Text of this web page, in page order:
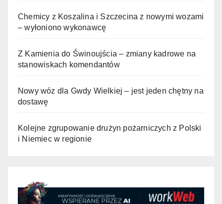
Chemicy z Koszalina i Szczecina z nowymi wozami
– wyłoniono wykonawcę
Z Kamienia do Świnoujścia – zmiany kadrowe na
stanowiskach komendantów
Nowy wóz dla Gwdy Wielkiej – jest jeden chętny na
dostawę
Kolejne zgrupowanie drużyn pożarniczych z Polski
i Niemiec w regionie